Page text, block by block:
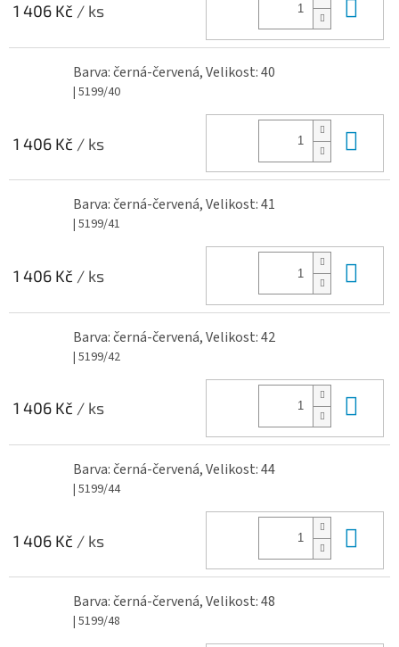
1 406 Kč / ks
Barva: černá-červená, Velikost: 40
| 5199/40
1 406 Kč / ks
Barva: černá-červená, Velikost: 41
| 5199/41
1 406 Kč / ks
Barva: černá-červená, Velikost: 42
| 5199/42
1 406 Kč / ks
Barva: černá-červená, Velikost: 44
| 5199/44
1 406 Kč / ks
Barva: černá-červená, Velikost: 48
| 5199/48